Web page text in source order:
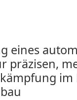
eines
präzisen,
im